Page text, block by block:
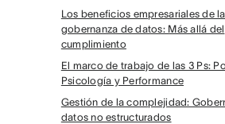
Los beneficios empresariales de la
gobernanza de datos: Más allá del
cumplimiento
El marco de trabajo de las 3 Ps:
Psicología y Performance
Gestión de la complejidad:
datos no estructurados